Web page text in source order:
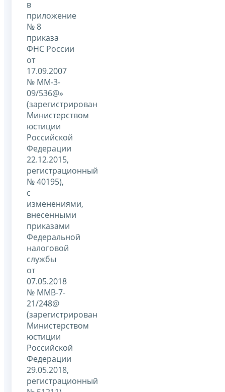
в
приложение
№ 8
приказа
ФНС России
от
17.09.2007
№ ММ-3-
09/536@»
(зарегистрирован
Министерством
юстиции
Российской
Федерации
22.12.2015,
регистрационный
№ 40195),
с
изменениями,
внесенными
приказами
Федеральной
налоговой
службы
от
07.05.2018
№ ММВ-7-
21/248@
(зарегистрирован
Министерством
юстиции
Российской
Федерации
29.05.2018,
регистрационный